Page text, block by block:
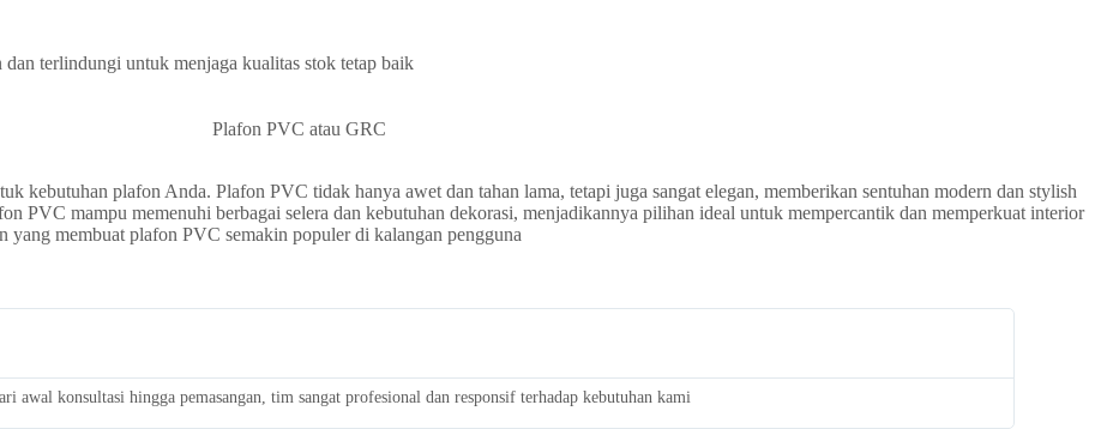
terlindungi untuk menjaga kualitas stok tetap baik
kebutuhan plafon Anda. Plafon PVC tidak hanya awet dan tahan lama, tetapi juga sangat elegan, memberikan sentuhan modern dan stylish
PVC mampu memenuhi berbagai selera dan kebutuhan dekorasi, menjadikannya pilihan ideal untuk mempercantik dan memperkuat interior
membuat plafon PVC semakin populer di kalangan pengguna
awal konsultasi hingga pemasangan, tim sangat profesional dan responsif terhadap kebutuhan kami